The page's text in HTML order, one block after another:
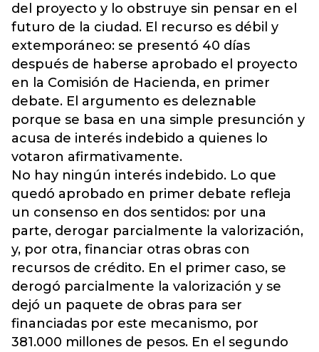
del proyecto y lo obstruye sin pensar en el
futuro de la ciudad. El recurso es débil y
extemporáneo: se presentó 40 días
después de haberse aprobado el proyecto
en la Comisión de Hacienda, en primer
debate. El argumento es deleznable
porque se basa en una simple presunción y
acusa de interés indebido a quienes lo
votaron afirmativamente.
No hay ningún interés indebido. Lo que
quedó aprobado en primer debate refleja
un consenso en dos sentidos: por una
parte, derogar parcialmente la valorización,
y, por otra, financiar otras obras con
recursos de crédito. En el primer caso, se
derogó parcialmente la valorización y se
dejó un paquete de obras para ser
financiadas por este mecanismo, por
381.000 millones de pesos. En el segundo